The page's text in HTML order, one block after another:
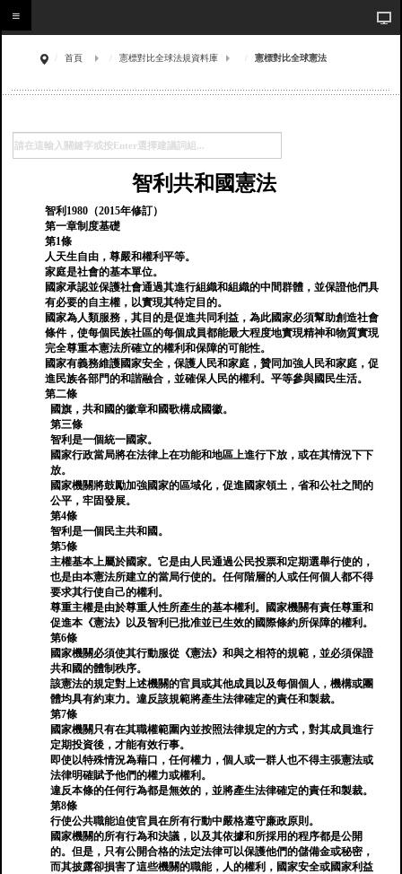
首頁 憲標對比全球法規資料庫 憲標對比全球憲法
智利共和國憲法
智利1980（2015年修訂）
第一章制度基礎
第1條
人天生自由，尊嚴和權利平等。
家庭是社會的基本單位。
國家承認並保護社會通過其進行組織和組織的中間群體，並保證他們具
有必要的自主權，以實現其特定目的。
國家為人類服務，其目的是促進共同利益，為此國家必須幫助創造社會
條件，使每個民族社區的每個成員都能最大程度地實現精神和物質實現
完全尊重本憲法所確立的權利和保障的可能性。
國家有義務維護國家安全，保護人民和家庭，贊同加強人民和家庭，促
進民族各部門的和諧融合，並確保人民的權利。平等參與國民生活。
第二條
國旗，共和國的徽章和國歌構成國徽。
第三條
智利是一個統一國家。
國家行政當局將在法律上在功能和地區上進行下放，或在其情況下下
放。
國家機關將鼓勵加強國家的區域化，促進國家領土，省和公社之間的
公平，牢固發展。
第4條
智利是一個民主共和國。
第5條
主權基本上屬於國家。它是由人民通過公民投票和定期選舉行使的，
也是由本憲法所建立的當局行使的。任何階層的人或任何個人都不得
要求其行使自己的權利。
尊重主權是由於尊重人性所產生的基本權利。國家機關有責任尊重和
促進本《憲法》以及智利已批准並已生效的國際條約所保障的權利。
第6條
國家機關必須使其行動服從《憲法》和與之相符的規範，並必須保證
共和國的體制秩序。
該憲法的規定對上述機關的官員或其他成員以及每個個人，機構或團
體均具有約束力。違反該規範將產生法律確定的責任和製裁。
第7條
國家機關只有在其職權範圍內並按照法律規定的方式，對其成員進行
定期投資後，才能有效行事。
即使以特殊情況為藉口，任何權力，個人或一群人也不得主張憲法或
法律明確賦予他們的權力或權利。
違反本條的任何行為都是無效的，並將產生法律確定的責任和製裁。
第8條
行使公共職能迫使官員在所有行動中嚴格遵守廉政原則。
國家機關的所有行為和決議，以及其依據和所採用的程序都是公開
的。但是，只有公開合格的法定法律可以保護他們的儲備金或秘密，
而其披露卻損害了這些機關的職能，人的權利，國家安全或國家利益